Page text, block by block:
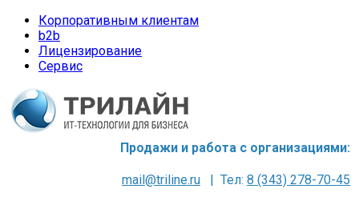
Корпоративным клиентам
b2b
Лицензирование
Сервис
Продажи и работа с организациями:
mail@triline.ru | Тел: 8 (343) 278-70-45